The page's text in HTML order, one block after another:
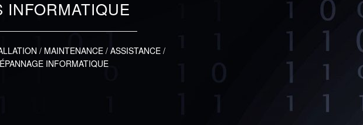
INFORMATIQUE
/ MAINTENANCE / ASSISTANCE /
INFORMATIQUE